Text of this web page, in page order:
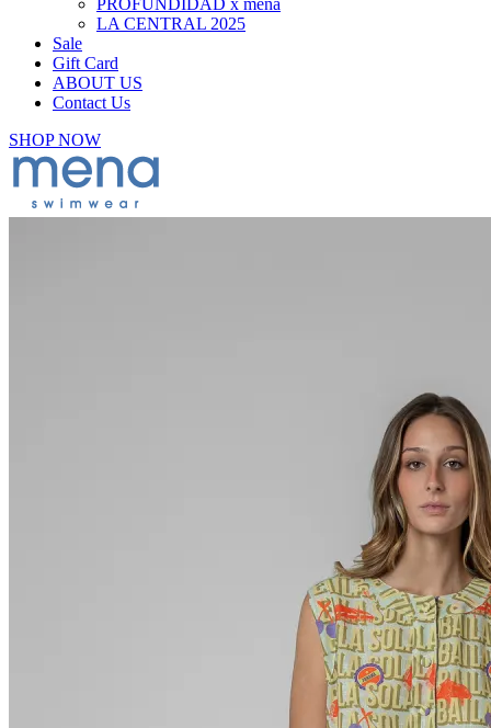
PROFUNDIDAD x mena
LA CENTRAL 2025
Sale
Gift Card
ABOUT US
Contact Us
SHOP NOW